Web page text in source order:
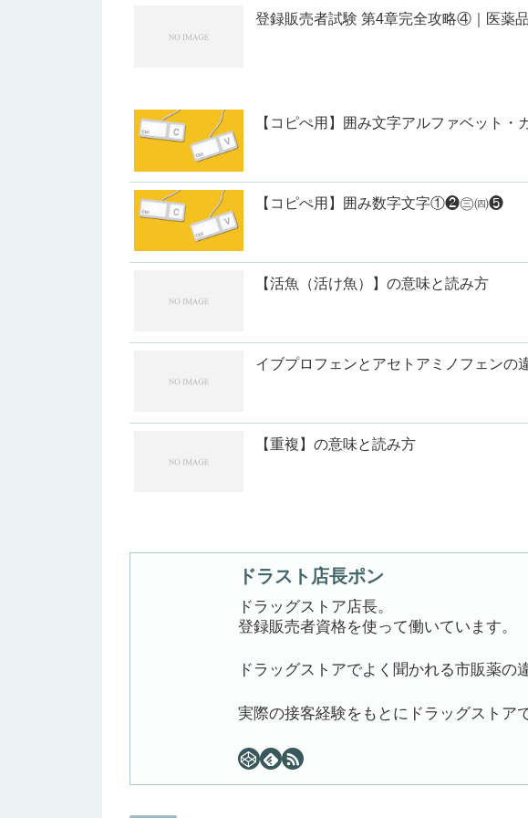
登録販売者試験 第4章完全攻略④｜医薬
【コピぺ用】囲み文字アルファベット・
【コピぺ用】囲み数字文字①❷㊂㈣❺
【活魚（活け魚）】の意味と読み方
イブプロフェンとアセトアミノフェンの
【重複】の意味と読み方
ドラスト店長ポン
ドラッグストア店長。
登録販売者資格を使って働いています。
ドラッグストアでよく聞かれる市販薬の
実際の接客経験をもとにドラッグストア